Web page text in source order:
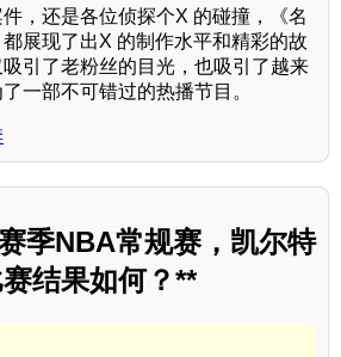
，还是各位侦探个X 的碰撞，《名
展现了出X 的制作水平和精彩的故
引了老粉丝的目光，也吸引了越来
一部不可错过的热播节目。
季NBA常规赛，凯尔特
结果如何？**